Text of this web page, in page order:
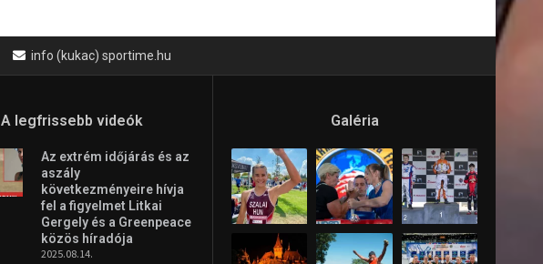
info (kukac) sportime.hu
A legfrissebb videók
Az extrém időjárás és az
aszály
következményeire hívja
fel a figyelmet Litkai
Gergely és a Greenpeace
közös híradója
2025.08.14.
Galéria